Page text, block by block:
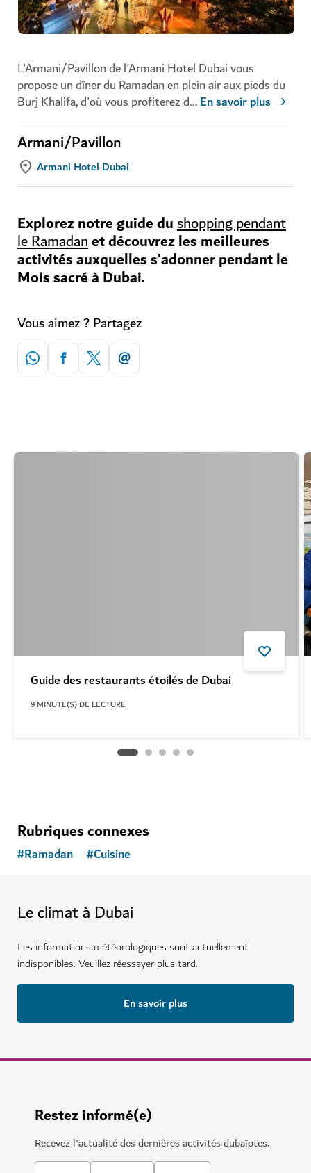
L'Armani/Pavillon de l'Armani Hotel Dubai vous
propose un dîner du Ramadan en plein air aux pieds du
Burj Khalifa, d'où vous profiterez d...En savoir plus
Armani/Pavillon
Armani Hotel Dubai
Explorez notre guide dushopping pendant
le Ramadanet découvrez les meilleures
activités auxquelles s'adonner pendant le
Mois sacré à Dubai.
Vous aimez ? Partagez
Guide des restaurants étoilés de Dubai
9 MINUTE(S) DE LECTURE
Rubriques connexes
#Ramadan #Cuisine
Le climat à Dubai
Les informations météorologiques sont actuellement
indisponibles. Veuillez réessayer plus tard.
En savoir plus
Restez informé(e)
Recevez l'actualité des dernières activités dubaïotes.